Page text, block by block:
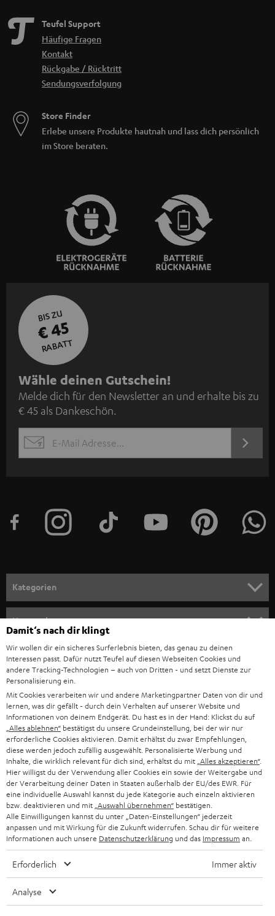
Teufel Support
Häufige Fragen
Kontakt
Rückgabe / Rücktritt
Sendungsverfolgung
Store Finder
Erlebe unsere Produkte hautnah und lass dich persönlich
im Store beraten.
BIS ZU
€ 45
RABATT
N
e
w
s
l
e
n
m
e
l
d
u
n
g
Wähle deinen Gutschein!
Melde dich für den Newsletter an und erhalte bis zu
€ 45 als Dankeschön.
EMAIL
JETZT
Kategorien
SOUNDBAR
STEREO
SMART HOME
BLUETOOTH-LAUTSPRECHER
KOPFHÖRER
BLUETOOTH-KOPFHÖRER
STEREOANLAGEN
Unternehmen
SUPPORT
KARRIERE
PRESSE & MARKETING
GESCHÄFTSKUNDEN
PARTNERPROGRAMM
BLOG
NEWSLETTER
STORES
DEINE VORTEILE BEI TEUFEL
TEUFEL STORY
Teufel Onlineshops
DEUTSCHLAND
ÖSTERREICH
SCHWEIZ
NIEDERLANDE
BELGIEN
FRANKREICH
Damit‘s nach dir klingt
Wir wollen dir ein sicheres Surferlebnis bieten, das genau zu deinen
Interessen passt. Dafür nutzt Teufel auf diesen Webseiten Cookies und
andere Tracking-Technologien – auch von Dritten - und setzt Dienste zur
Personalisierung ein.
Mit Cookies verarbeiten wir und andere Marketingpartner Daten von dir und
lernen, was dir gefällt - durch dein Verhalten auf unserer Website und
Informationen von deinem Endgerät. Du hast es in der Hand: Klickst du auf
„Alles ablehnen“ bestätigst du unsere Grundeinstellung, bei der wir nur
erforderliche Cookies aktivieren. Damit erhältst du zwar Empfehlungen,
diese werden jedoch zufällig ausgewählt. Personalisierte Werbung und
Inhalte, die wirklich relevant für dich sind, erhältst du mit „Alles akzeptieren“.
Hier willigst du der Verwendung aller Cookies ein sowie der Weitergabe und
der Verarbeitung deiner Daten in Staaten außerhalb der EU/des EWR. Für
eine individuelle Auswahl kannst du jede Kategorie auch einzeln aktivieren
bzw. deaktivieren und mit „Auswahl übernehmen“ bestätigen.
Alle Einwilligungen kannst du unter „Daten-Einstellungen“ jederzeit
anpassen und mit Wirkung für die Zukunft widerrufen. Schau dir für weitere
Informationen auch unsere Datenschutzerklärung und das Impressum an.
Erforderlich Immer aktiv
Analyse